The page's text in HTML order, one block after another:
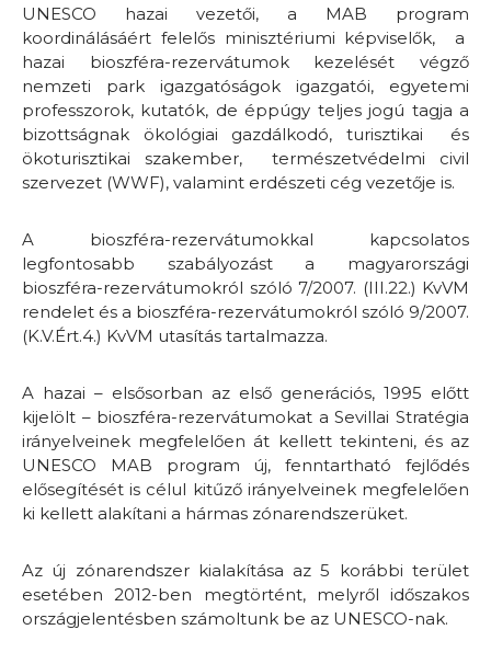
UNESCO hazai vezetői, a MAB program
koordinálásáért felelős minisztériumi képviselők, a
hazai bioszféra-rezervátumok kezelését végző
nemzeti park igazgatóságok igazgatói, egyetemi
professzorok, kutatók, de éppúgy teljes jogú tagja a
bizottságnak ökológiai gazdálkodó, turisztikai és
ökoturisztikai szakember, természetvédelmi civil
szervezet (WWF), valamint erdészeti cég vezetője is.
A bioszféra-rezervátumokkal kapcsolatos
legfontosabb szabályozást a magyarországi
bioszféra-rezervátumokról szóló 7/2007. (III.22.) KvVM
rendelet és a bioszféra-rezervátumokról szóló 9/2007.
(K.V.Ért.4.) KvVM utasítás tartalmazza.
A hazai – elsősorban az első generációs, 1995 előtt
kijelölt – bioszféra-rezervátumokat a Sevillai Stratégia
irányelveinek megfelelően át kellett tekinteni, és az
UNESCO MAB program új, fenntartható fejlődés
elősegítését is célul kitűző irányelveinek megfelelően
ki kellett alakítani a hármas zónarendszerüket.
Az új zónarendszer kialakítása az 5 korábbi terület
esetében 2012-ben megtörtént, melyről időszakos
országjelentésben számoltunk be az UNESCO-nak.